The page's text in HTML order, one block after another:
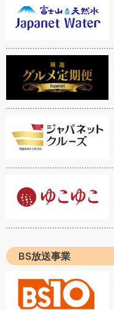
BS放送事業